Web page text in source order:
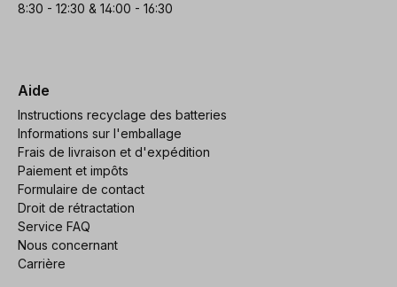
8:30 - 12:30 & 14:00 - 16:30
Aide
Instructions recyclage des batteries
Informations sur l'emballage
Frais de livraison et d'expédition
Paiement et impôts
Formulaire de contact
Droit de rétractation
Service FAQ
Nous concernant
Carrière